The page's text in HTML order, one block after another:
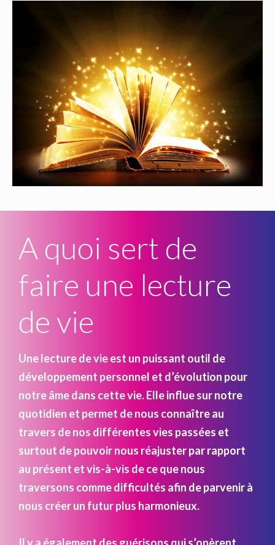
A quoi sert de
faire une lecture
de vie
Une lecture de vie est un puissant outil de
développement personnel et d’évolution pour
notre âme dans cette vie. Elle influe sur notre
quotidien et permet de nous connaître au
travers de nos différentes vies passées et
surtout de pouvoir nous réajuster par rapport
au présent et vis-à-vis de ce que nous
traversons comme difficultés afin de parvenir à
nous créer un futur plus harmonieux.